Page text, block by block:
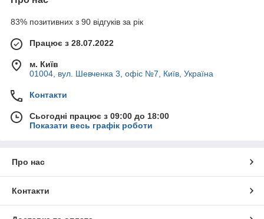
83% позитивних з 90 відгуків за рік
Працює з 28.07.2022
м. Київ
01004, вул. Шевченка 3, офіс №7, Київ, Україна
Контакти
Сьогодні працює з 09:00 до 18:00
Показати весь графік роботи
Про нас
Контакти